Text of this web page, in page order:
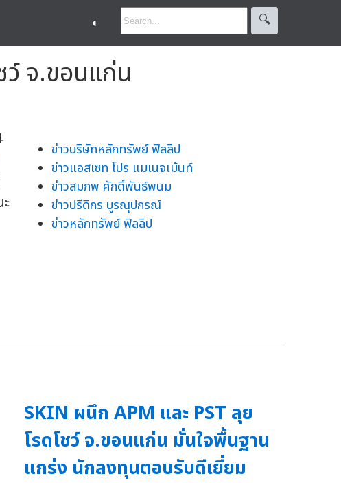
◐ 🔍︎
ว์ จ.ขอนแก่น
ข่าวบริษัทหลักทรัพย์ ฟิลลิป
ข่าวแอสเซท โปร แมเนจเม้นท์
ข่าวสมภพ ศักดิ์พันธ์พนม
ข่าวปรีดิกร บูรณุปกรณ์
ข่าวหลักทรัพย์ ฟิลลิป
SKIN ผนึก APM และ PST ลุย
โรดโชว์ จ.ขอนแก่น มั่นใจพื้นฐาน
แกร่ง นักลงทุนตอบรับดีเยี่ยม